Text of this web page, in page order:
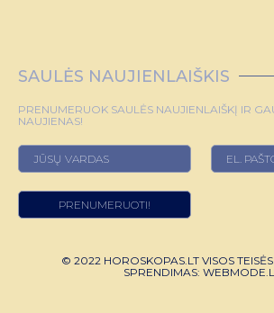
SAULĖS NAUJIENLAIŠKIS
PRENUMERUOK SAULĖS NAUJIENLAIŠKĮ IR
NAUJIENAS!
© 2022 HOROSKOPAS.LT VISOS
SPRENDIMAS: